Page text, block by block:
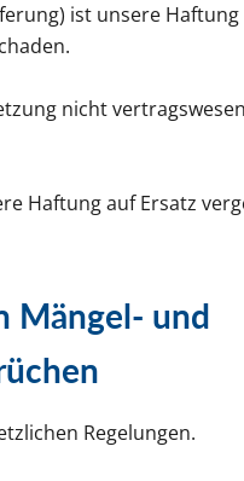
ist unsere
nicht
Haftung auf Ersatz
Mängel- und
Regelungen.